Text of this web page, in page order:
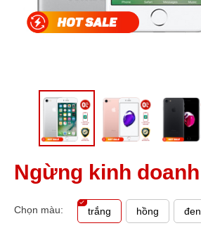
Ngừng kinh doanh
Chọn màu: trắng hồng đen